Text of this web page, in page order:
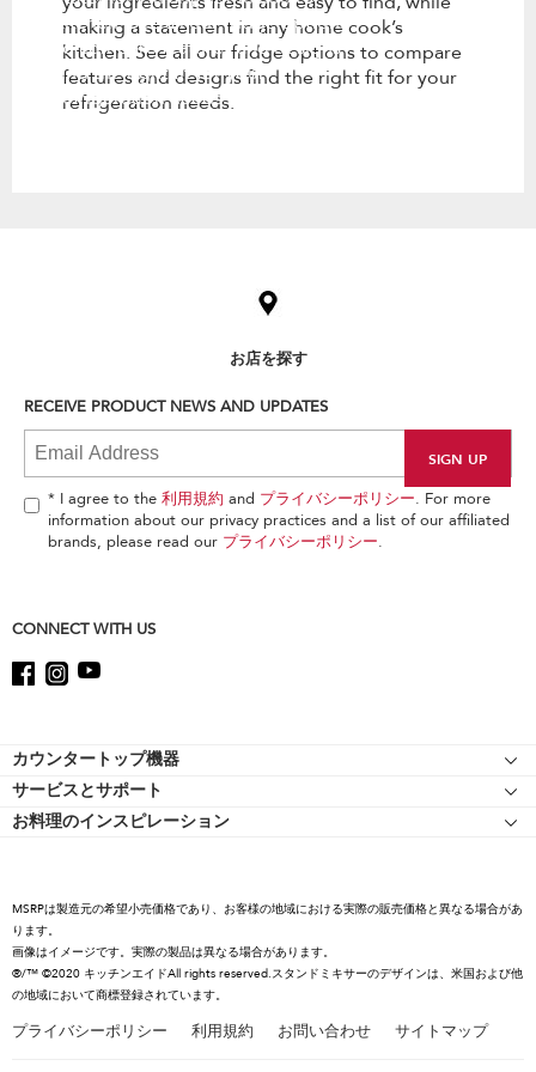
making a statement in any home cook’s
kitchen. See all our fridge options to compare
features and designs find the right fit for your
refrigeration needs.
kitchen. See all our fridge options
to compare features and designs
find the right fit for your
refrigeration needs.
find
the
end
お店を探す
RECEIVE PRODUCT NEWS AND UPDATES
* I agree to the 利用規約 and プライバシーポリシー. For more
information about our privacy practices and a list of our affiliated
brands, please read our プライバシーポリシー.
CONNECT WITH US
Footer
カウンタートップ機器
スタンドミキサー
スタンドミキサーのアタッチメント
コーヒーコレクション
ハンドミキサー
ハンドミキサー
サービスとサポート
リソース
お料理のインスピレーション
国際
プレスルーム
リコール情報
MSRPは製造元の希望小売価格であり、お客様の地域における実際の販売価格と異なる場合があ
ります。
画像はイメージです。実際の製品は異なる場合があります。
®/™ ©2020 キッチンエイドAll rights reserved.スタンドミキサーのデザインは、米国および他
の地域において商標登録されています。
プライバシーポリシー 利用規約 お問い合わせ サイトマップ